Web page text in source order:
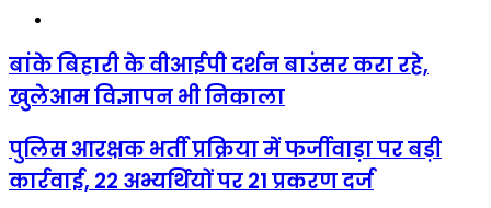
बांके बिहारी के वीआईपी दर्शन बाउंसर करा रहे,
खुलेआम विज्ञापन भी निकाला
पुलिस आरक्षक भर्ती प्रक्रिया में फर्जीवाड़ा पर बड़ी
कार्रवाई, 22 अभ्यर्थियों पर 21 प्रकरण दर्ज